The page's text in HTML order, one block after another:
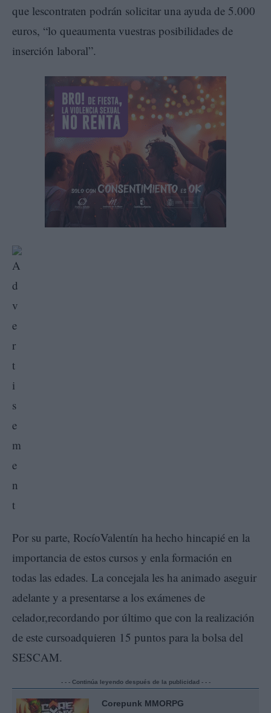
que lescontraten podrán solicitar una ayuda de 5.000
euros, “lo queaumenta vuestras posibilidades de
inserción laboral”.
Por su parte, RocíoValentín ha hecho hincapié en la
importancia de estos cursos y enla formación en
todas las edades. La concejala les ha animado aseguir
adelante y a presentarse a los exámenes de
celador,recordando por último que con la realización
de este cursoadquieren 15 puntos para la bolsa del
SESCAM.
- - - Continúa leyendo después de la publicidad - - -
Corepunk MMORPG